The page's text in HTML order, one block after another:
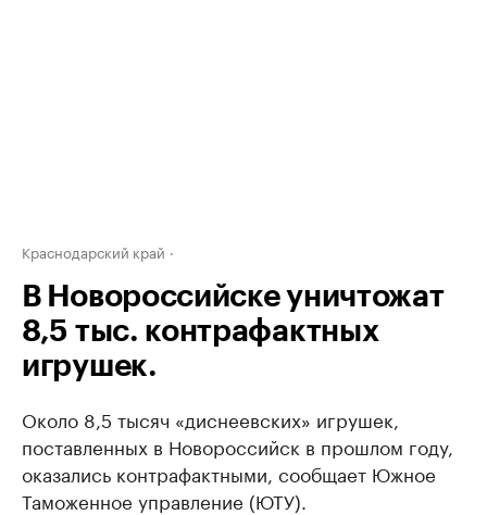
Краснодарский край
В Новороссийске уничтожат
8,5 тыс. контрафактных
игрушек.
Около 8,5 тысяч «диснеевских» игрушек,
поставленных в Новороссийск в прошлом году,
оказались контрафактными, сообщает Южное
Таможенное управление (ЮТУ).